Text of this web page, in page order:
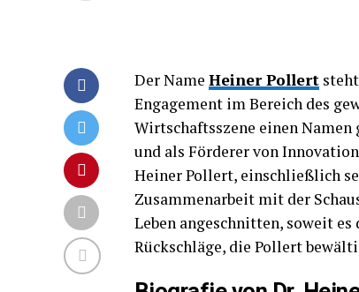
Der Name Heiner Pollert
Engagement im Bereich des
Wirtschaftsszene einen
und als Förderer von
Heiner Pollert, einschließlich
Zusammenarbeit mit der
Leben angeschnitten, soweit
Rückschläge, die Pollert